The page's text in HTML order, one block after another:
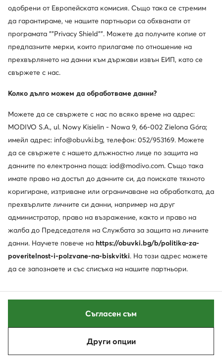
Ugg
Апрески · Черен
241,84 €
Ugg
Апрески · Черен
179,46€
Апрески · Черен
Апрески · Кафяв
132,42
одобрени от Европейската комисия. Също така се стремим
да гарантираме, че нашите партньори са обхванати от
програмата ""Privacy Shield"". Можете да получите копие от
предпазните мерки, които прилагаме по отношение на
прехвърлянето на данни към държави извън ЕИП, като се
свържете с нас.
Колко дълго можем да обработваме данни?
Можете да се свържете с нас по всяко време на адрес:
MODIVO S.A., ul. Nowy Kisielin - Nowa 9, 66-002 Zielona Góra;
имейл адрес: info@obuvki.bg, телефон: 052/953169. Можете
да се свържете с нашето длъжностно лице по защита на
данните по електронна поща: iod@modivo.com. Също така
имате право на достъп до данните си, да поискате тяхното
коригиране, изтриване или ограничаване на обработката, да
прехвърлите личните си данни, например на друг
администратор, право на възражение, както и право на
жалба до Председателя на Службата за защита на личните
данни. Научете повече на https://obuvki.bg/b/politika-za-
poveritelnost-i-polzvane-na-biskvitki. На този адрес можете
да се запознаете и със списъка на нашите партньори.
Други опции
Съгласен съм